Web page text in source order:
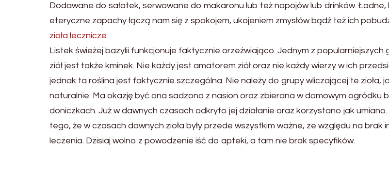
Dodawane do sałatek, serwowane do makaronu lub też napojów lub drinków. Ładne,
eteryczne zapachy łączą nam się z spokojem, ukojeniem zmysłów bądź też ich
zioła lecznicze
Listek świeżej bazylii funkcjonuje faktycznie orzeźwiająco. Jednym z popularniejszych
ziół jest także kminek. Nie każdy jest amatorem ziół oraz nie każdy wierzy w ich
jednak ta roślina jest faktycznie szczególna. Nie należy do grupy wliczającej te zioła,
naturalnie. Ma okazję być ona sadzona z nasion oraz zbierana w domowym ogródku
doniczkach. Już w dawnych czasach odkryto jej działanie oraz korzystano jak
tego, że w czasach dawnych zioła były przede wszystkim ważne, ze względu na brak
leczenia. Dzisiaj wolno z powodzenie iść do apteki, a tam nie brak specyfików.